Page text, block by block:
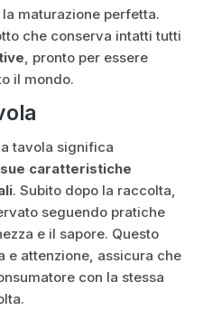
maturazione perfetta.
che conserva intatti tutti
, pronto per essere
il mondo.
tavola significa
caratteristiche
. Subito dopo la raccolta,
seguendo pratiche
e il sapore. Questo
e attenzione, assicura che
con la stessa